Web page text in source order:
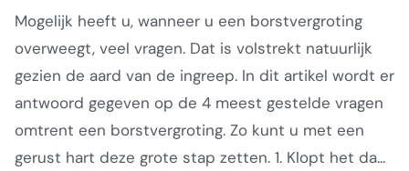
Mogelijk heeft u, wanneer u een borstvergroting
overweegt, veel vragen. Dat is volstrekt natuurlijk
gezien de aard van de ingreep. In dit artikel wordt er
antwoord gegeven op de 4 meest gestelde vragen
omtrent een borstvergroting. Zo kunt u met een
gerust hart deze grote stap zetten. 1. Klopt het da...